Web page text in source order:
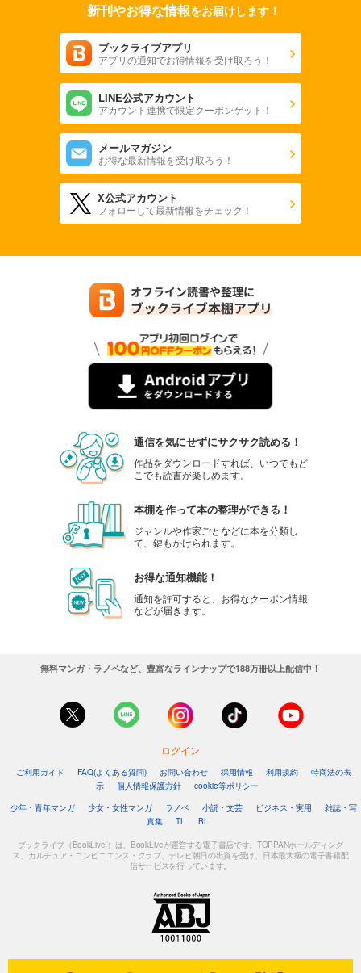
新刊やお得な情報をお届けします！
ブックライブアプリ
アプリの通知でお得情報を受け取ろう！
LINE公式アカウント
アカウント連携で限定クーポンゲット！
メールマガジン
お得な最新情報を受け取ろう！
X公式アカウント
フォローして最新情報をチェック！
通信を気にせずにサクサク読める！
作品をダウンロードすれば、いつでもど
こでも読書が楽しめます。
本棚を作って本の整理ができる！
ジャンルや作家ごとなどに本を分類し
て、鍵もかけられます。
お得な通知機能！
通知を許可すると、お得なクーポン情報
などが届きます。
無料マンガ・ラノベなど、豊富なラインナップで188万冊以上配信中！
ログイン
ご利用ガイド FAQ(よくある質問) お問い合わせ 採用情報 利用規約
特商法の表
示
個人情報保護方針
cookie等ポリシー
少年・青年マンガ
少女・女性マンガ ラノベ 小説・文芸 ビジネス・実用
雑誌・写
真集
TL BL
ブックライブ（BookLive!）は、BookLiveが運営する電子書店です。TOPPANホールディング
ス、カルチュア・コンビニエンス・クラブ、テレビ朝日の出資を受け、日本最大級の電子書籍配
信サービスを行っています。